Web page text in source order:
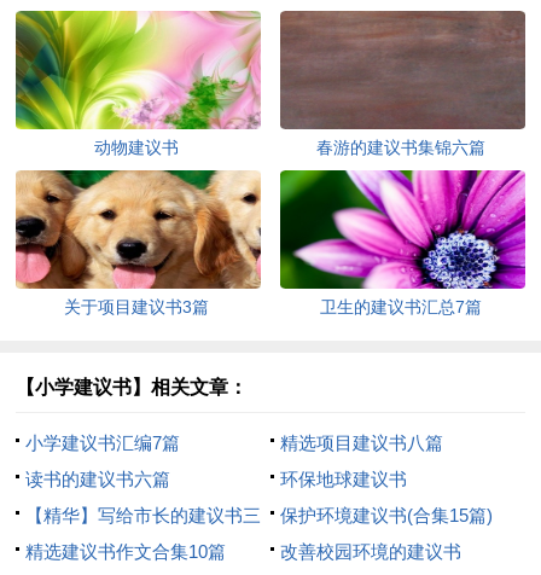
动物建议书 春游的建议书集锦六篇
关于项目建议书3篇 卫生的建议书汇总7篇
【小学建议书】相关文章：
小学建议书汇编7篇
精选项目建议书八篇
读书的建议书六篇
环保地球建议书
【精华】写给市长的建议书三
篇
保护环境建议书(合集15篇)
精选建议书作文合集10篇
改善校园环境的建议书